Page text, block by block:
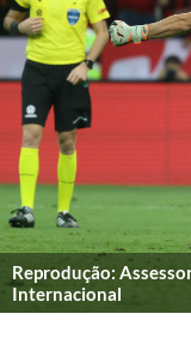
Reprodução:
Internacional